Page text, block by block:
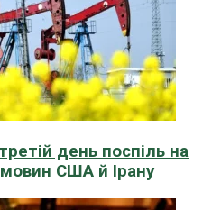
день поспіль на
США й Ірану